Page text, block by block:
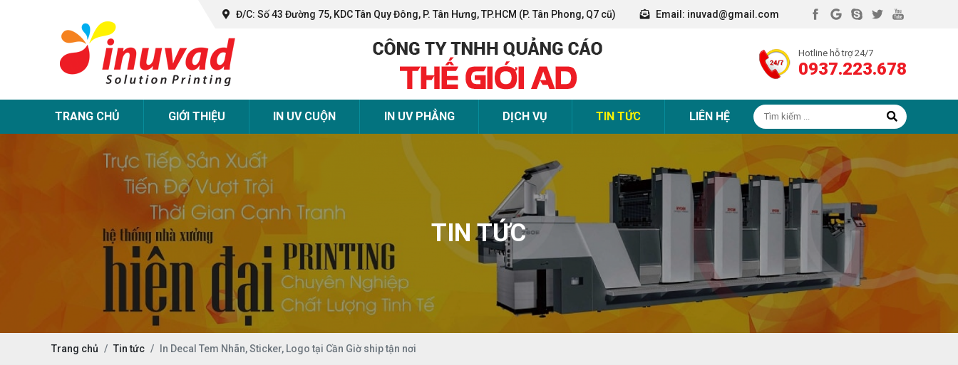
Đ/C: Số 43 Đường 75, KDC Tân Quy Đông, P. Tân Hưng, TP.HCM (P. Tân Phong, Q7 cũ) Email: inuvad@gmail.com
Hotline hỗ trợ 24/7
0937.223.678
TRANG CHỦ GIỚI THIỆU IN UV CUỘN IN UV PHẲNG DỊCH VỤ TIN TỨC LIÊN HỆ
TIN TỨC
Trang chủ Tin tức In Decal Tem Nhãn, Sticker, Logo tại Cần Giờ ship tận nơi